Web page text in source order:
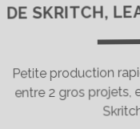
DE SKRITCH,
Petite production
entre 2 gros projets,